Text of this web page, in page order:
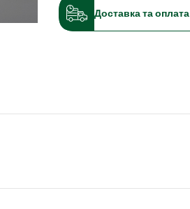
Доставка та оплата